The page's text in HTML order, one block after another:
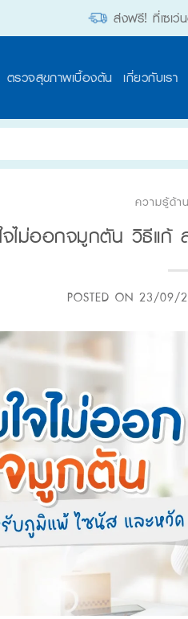
ส่งฟรี! ที่เซเว่
ตรวจสุขภาพเบื้องต้น เกี่ยวกับเรา
ความรู้ด้า
จไม่ออกจมูกตัน วิธีแก้
POSTED ON 23/09/